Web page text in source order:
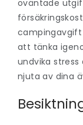
oväntade
campingavgift
att tänka
undvika
njuta av dina